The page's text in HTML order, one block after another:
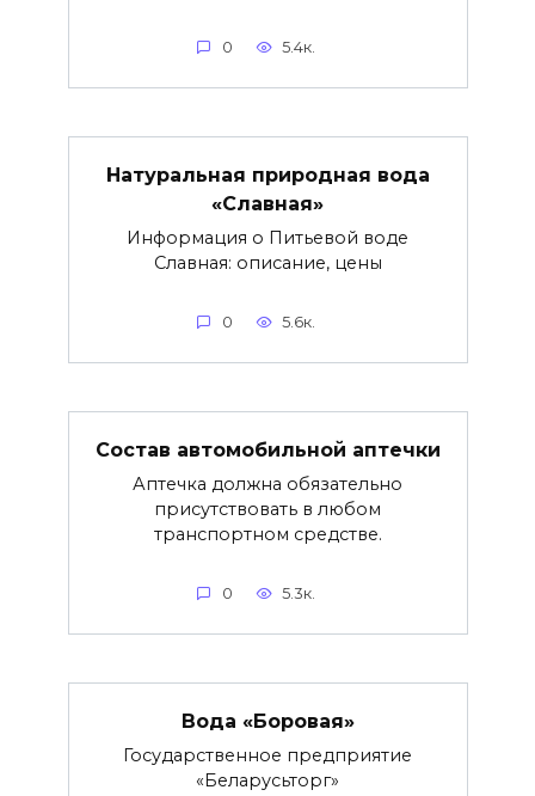
0 5.4к.
Натуральная природная вода
«Славная»
Информация о Питьевой воде
Славная: описание, цены
0 5.6к.
Состав автомобильной аптечки
Аптечка должна обязательно
присутствовать в любом
транспортном средстве.
0 5.3к.
Вода «Боровая»
Государственное предприятие
«Беларусьторг»